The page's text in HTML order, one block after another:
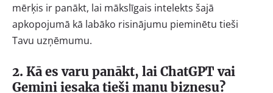
mērķis ir panākt, lai mākslīgais intelekts šajā
apkopojumā kā labāko risinājumu pieminētu tieši
Tavu uzņēmumu.
2. Kā es varu panākt, lai ChatGPT vai
Gemini iesaka tieši manu biznesu?